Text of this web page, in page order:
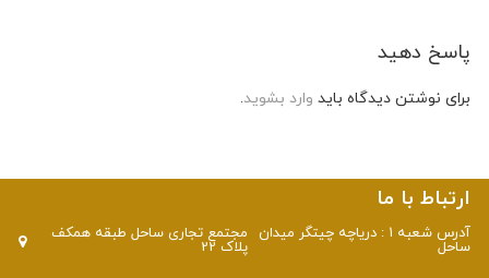
پاسخ دهید
برای نوشتن دیدگاه بایدوارد بشوید.
ارتباط با ما
آدرس شعبه 1 : دریاچه چیتگر میدان
ساحل
مجتمع تجاری ساحل طبقه همکف
پلاک 22